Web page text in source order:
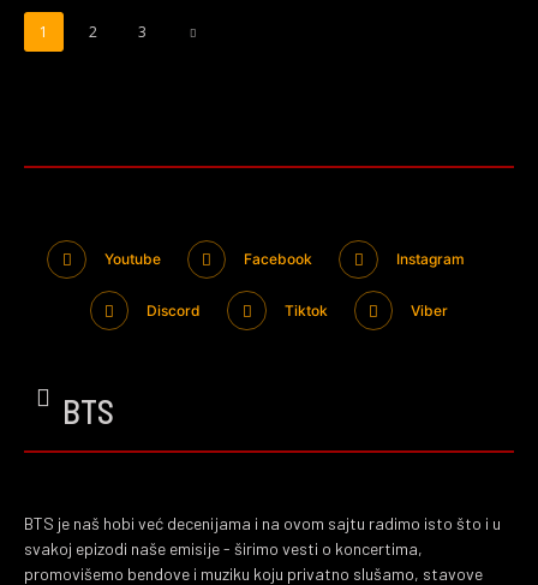
1 2 3
Youtube Facebook Instagram
Discord Tiktok Viber
BTS
BTS je naš hobi već decenijama i na ovom sajtu radimo isto što i u
svakoj epizodi naše emisije - širimo vesti o koncertima,
promovišemo bendove i muziku koju privatno slušamo, stavove